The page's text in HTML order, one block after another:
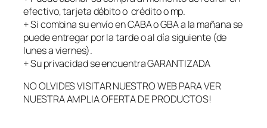
5
c
m
–
C
n
V
efectivo, tarjeta débito o crédito o mp.
+ Si combina su envío en CABA o GBA a la mañana se
puede entregar por la tarde o al día siguiente (de
lunes a viernes).
+ Su privacidad se encuentra GARANTIZADA
NO OLVIDES VISITAR NUESTRO WEB PARA VER
NUESTRA AMPLIA OFERTA DE PRODUCTOS!